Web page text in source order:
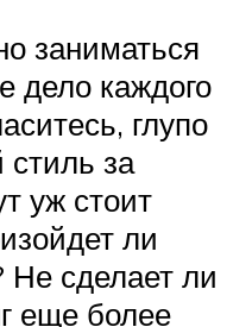
заниматься
дело каждого
глупо
стиль за
уж стоит
ли
Не сделает ли
еще более